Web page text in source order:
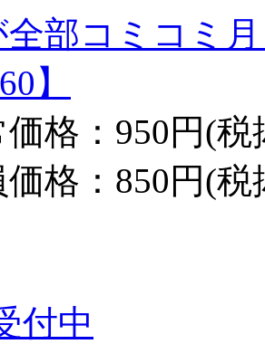
全部コミコミ
】
価格：950円(税
価格：850円(税